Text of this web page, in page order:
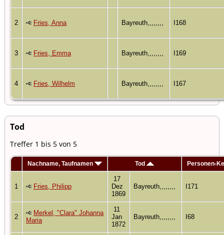
2 Fries, Anna Bayreuth,,,,,,,, I168
3 Fries, Emma Bayreuth,,,,,,,, I169
4 Fries, Wilhelm Bayreuth,,,,,,,, I167
Tod
Treffer 1 bis 5 von 5
Nachname, Taufnamen Tod Personen-
1 Fries, Philipp
17
Dez
1869
Bayreuth,,,,,,,, I171
2
Merkel, "Clara" Johanna
Maria
11
Jan
1872
Bayreuth,,,,,,,, I68